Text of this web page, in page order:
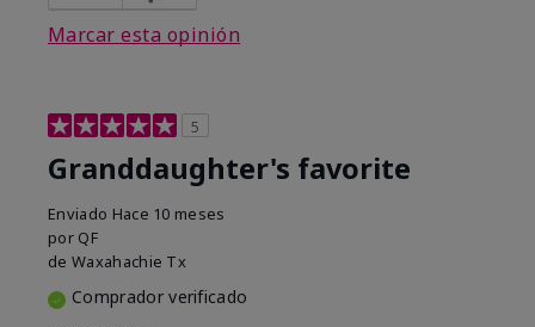
Marcar esta opinión
5
Granddaughter's favorite
Enviado Hace 10 meses
por QF
de Waxahachie Tx
Comprador verificado